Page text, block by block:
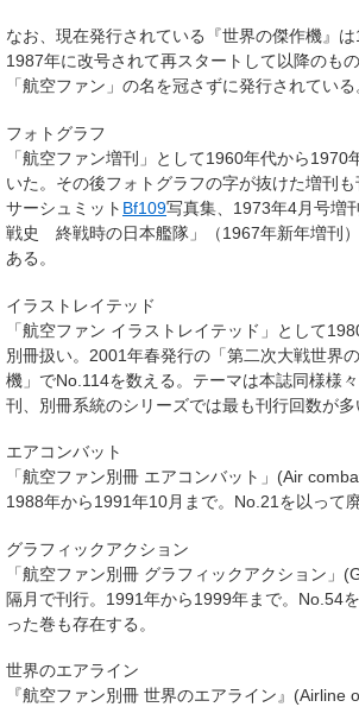
なお、現在発行されている『世界の傑作機』は
1987年に改号されて再スタートして以降のも
「航空ファン」の名を冠さずに発行されている
フォトグラフ
「航空ファン増刊」として1960年代から1970
いた。その後フォトグラフの字が抜けた増刊
サーシュミット Bf109写真集、1973年4月号増
戦史 終戦時の日本艦隊」（1967年新年増刊
ある。
イラストレイテッド
「航空ファン イラストレイテッド」として
別冊扱い。2001年春発行の「第二次大戦世界
機」でNo.114を数える。テーマは本誌同様様
刊、別冊系統のシリーズでは最も刊行回数が多
エアコンバット
「航空ファン別冊 エアコンバット」(Air
1988年から1991年10月まで。No.21を以って廃
グラフィックアクション
「航空ファン別冊 グラフィックアクション」
隔月で刊行。1991年から1999年まで。No.54
った巻も存在する。
世界のエアライン
『航空ファン別冊 世界のエアライン』(Airline